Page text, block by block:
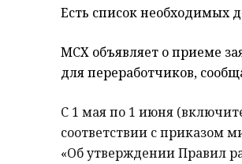
Есть список необходимых
МСХ объявляет о приеме
для переработчиков,
С 1 мая по 1 июня
соответствии с приказом
«Об утверждении Правил